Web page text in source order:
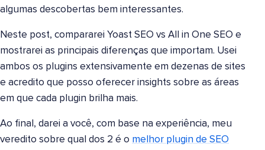
algumas descobertas bem interessantes.
Neste post, compararei Yoast SEO vs All in One SEO e
mostrarei as principais diferenças que importam. Usei
ambos os plugins extensivamente em dezenas de sites
e acredito que posso oferecer insights sobre as áreas
em que cada plugin brilha mais.
Ao final, darei a você, com base na experiência, meu
veredito sobre qual dos 2 é o melhor plugin de SEO